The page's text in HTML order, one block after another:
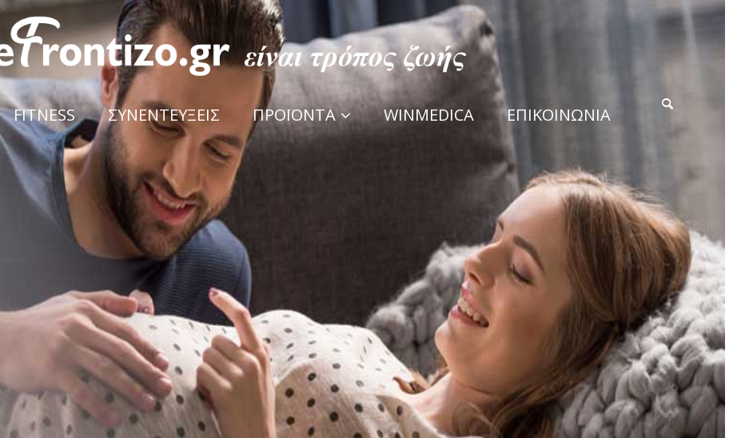
FITNESS ΣΥΝΕΝΤΕΥΞΕΙΣ ΠΡΟΪΟΝΤΑ WINMEDICA ΕΠΙΚΟΙΝΩΝΙΑ